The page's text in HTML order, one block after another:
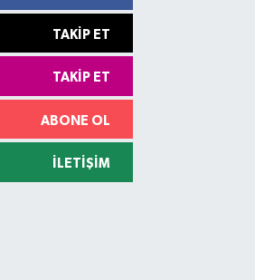
TAKIP ET
TAKIP ET
ABONE OL
İLETIŞIM